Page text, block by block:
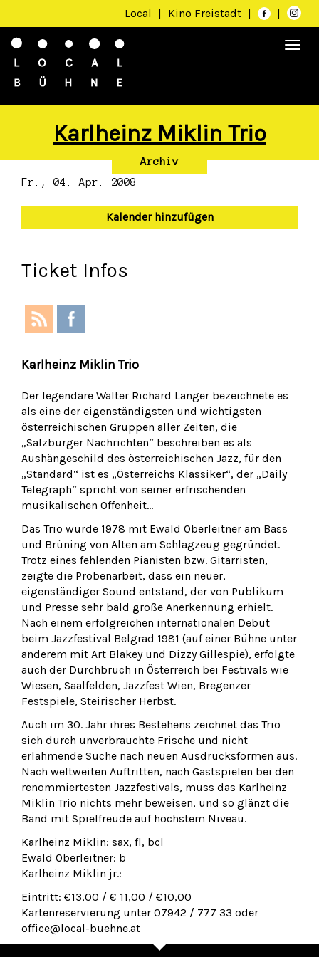
Local | Kino Freistadt | |
Karlheinz Miklin Trio
Archiv
Fr., 04. Apr. 2008
Kalender hinzufügen
Ticket Infos
Karlheinz Miklin Trio
Der legendäre Walter Richard Langer bezeichnete es
als eine der eigenständigsten und wichtigsten
österreichischen Gruppen aller Zeiten, die
„Salzburger Nachrichten“ beschreiben es als
Aushängeschild des österreichischen Jazz, für den
„Standard“ ist es „Österreichs Klassiker“, der „Daily
Telegraph“ spricht von seiner erfrischenden
musikalischen Offenheit…
Das Trio wurde 1978 mit Ewald Oberleitner am Bass
und Brüning von Alten am Schlagzeug gegründet.
Trotz eines fehlenden Pianisten bzw. Gitarristen,
zeigte die Probenarbeit, dass ein neuer,
eigenständiger Sound entstand, der von Publikum
und Presse sehr bald große Anerkennung erhielt.
Nach einem erfolgreichen internationalen Debut
beim Jazzfestival Belgrad 1981 (auf einer Bühne unter
anderem mit Art Blakey und Dizzy Gillespie), erfolgte
auch der Durchbruch in Österreich bei Festivals wie
Wiesen, Saalfelden, Jazzfest Wien, Bregenzer
Festspiele, Steirischer Herbst.
Auch im 30. Jahr ihres Bestehens zeichnet das Trio
sich durch unverbrauchte Frische und nicht
erlahmende Suche nach neuen Ausdrucksformen aus.
Nach weltweiten Auftritten, nach Gastspielen bei den
renommiertesten Jazzfestivals, muss das Karlheinz
Miklin Trio nichts mehr beweisen, und so glänzt die
Band mit Spielfreude auf höchstem Niveau.
Karlheinz Miklin: sax, fl, bcl
Ewald Oberleitner: b
Karlheinz Miklin jr.:
Eintritt: €13,00 / € 11,00 / €10,00
Kartenreservierung unter 07942 / 777 33 oder
office@local-buehne.at